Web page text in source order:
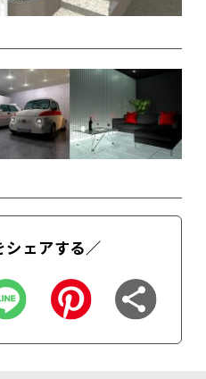
ェアする／